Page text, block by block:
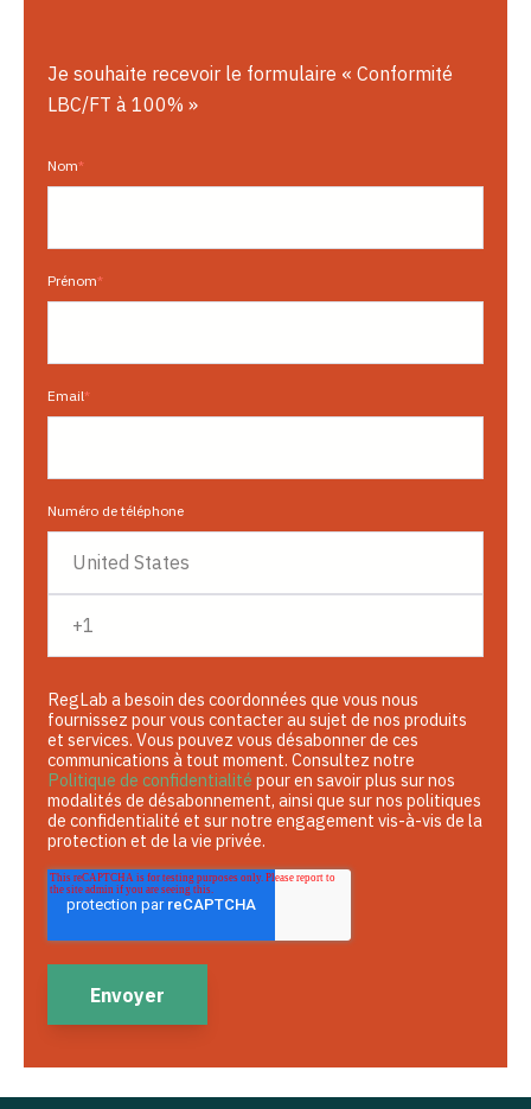
Je souhaite recevoir le formulaire « Conformité
LBC/FT à 100% »
Nom*
Prénom*
Email*
Numéro de téléphone
RegLab a besoin des coordonnées que vous nous
fournissez pour vous contacter au sujet de nos produits
et services. Vous pouvez vous désabonner de ces
communications à tout moment. Consultez notre
Politique de confidentialité pour en savoir plus sur nos
modalités de désabonnement, ainsi que sur nos politiques
de confidentialité et sur notre engagement vis-à-vis de la
protection et de la vie privée.